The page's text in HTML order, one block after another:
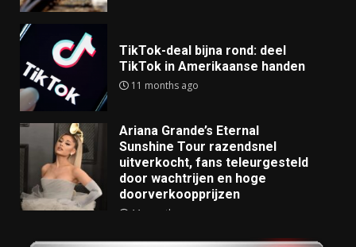
TikTok-deal bijna rond: deel
TikTok in Amerikaanse handen
11 months ago
Ariana Grande’s Eternal
Sunshine Tour razendsnel
uitverkocht, fans teleurgesteld
door wachtrijen en hoge
doorverkoopprijzen
11 months ago